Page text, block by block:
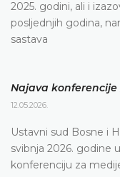
2025. godini, ali i
posljednjih godina,
sastava
Najava konferencije
12.05.2026.
Ustavni sud Bosne i
svibnja 2026. godine
konferenciju za